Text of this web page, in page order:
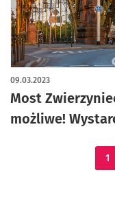
Most
możliwe!
09.03.2023
artykuł z galerią zdjęć
1